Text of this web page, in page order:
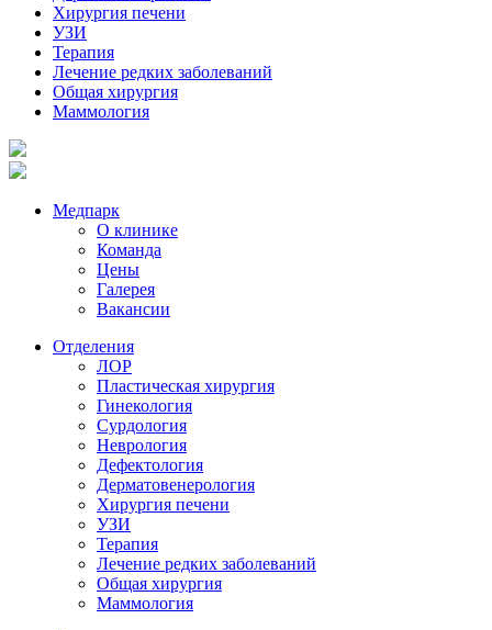
Хирургия печени
УЗИ
Терапия
Лечение редких заболеваний
Общая хирургия
Маммология
Медпарк
О клинике
Команда
Цены
Галерея
Вакансии
Отделения
ЛОР
Пластическая хирургия
Гинекология
Сурдология
Неврология
Дефектология
Дерматовенерология
Хирургия печени
УЗИ
Терапия
Лечение редких заболеваний
Общая хирургия
Маммология